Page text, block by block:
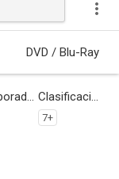
DVD / Blu-Ray
Temporadas Clasificación por edades
7+